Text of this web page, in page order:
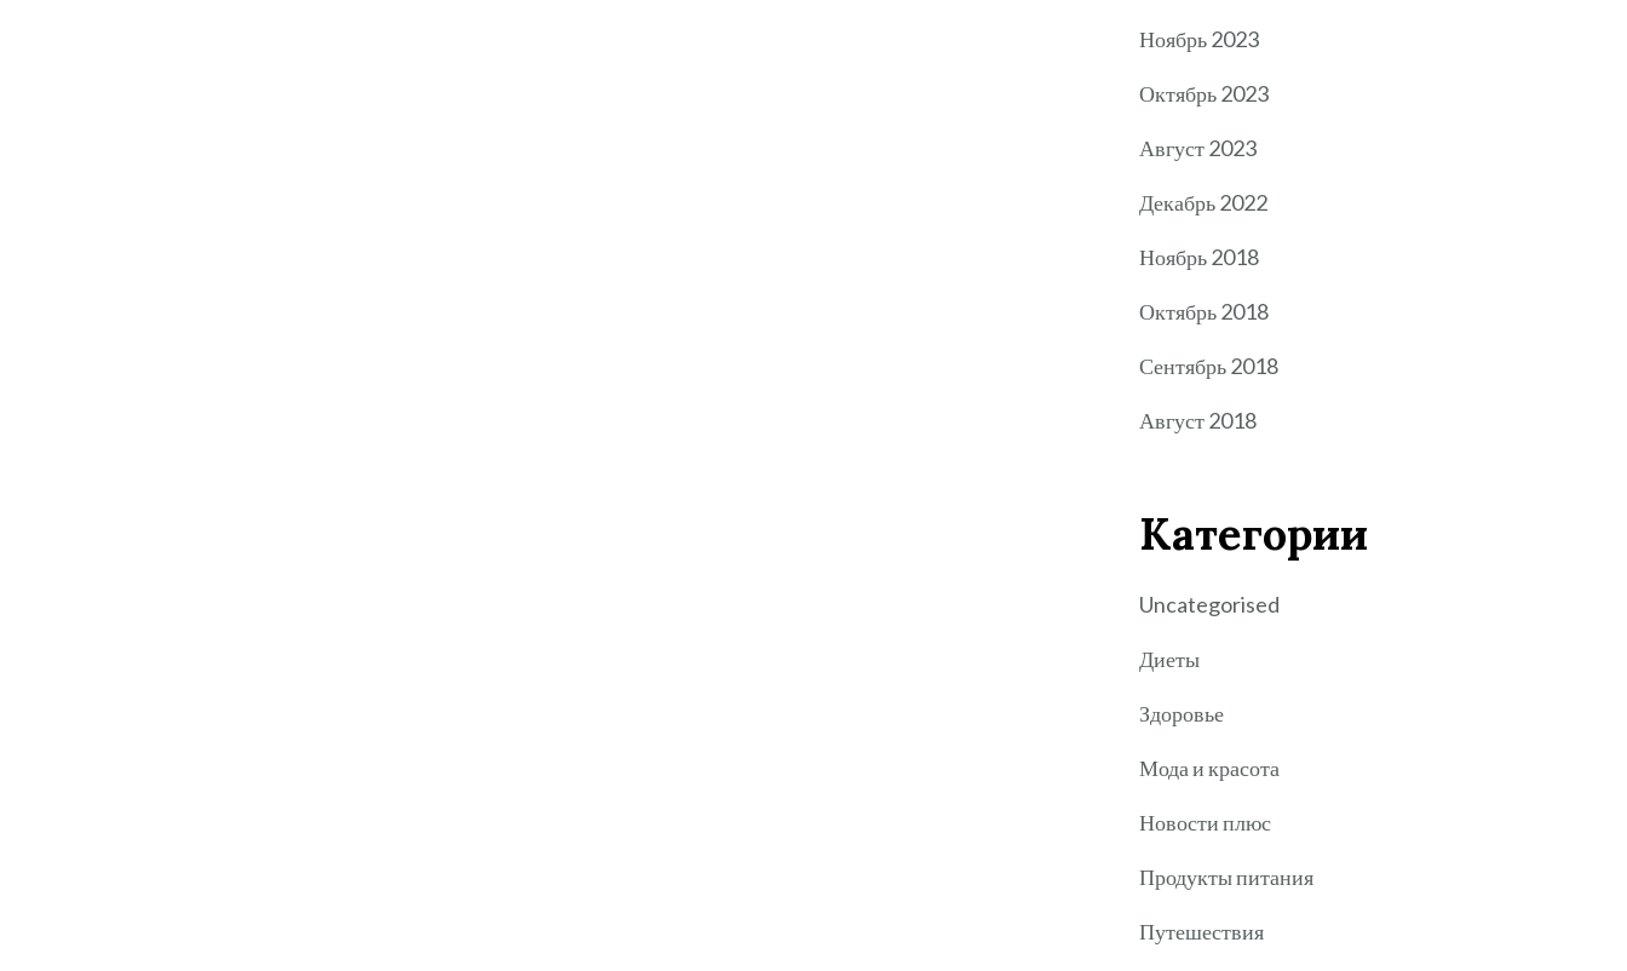
Ноябрь 2023
Октябрь 2023
Август 2023
Декабрь 2022
Ноябрь 2018
Октябрь 2018
Сентябрь 2018
Август 2018
Категории
Uncategorised
Диеты
Здоровье
Мода и красота
Новости плюс
Продукты питания
Путешествия